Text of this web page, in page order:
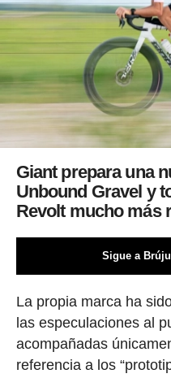
Giant prepara una
Unbound Gravel y
Revolt mucho más
Sigue a
La propia marca ha
las especulaciones al
acompañadas
referencia a los